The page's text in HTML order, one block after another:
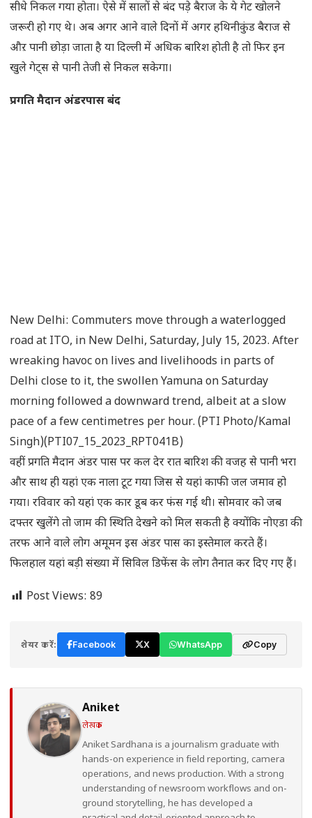
सीधे निकल गया होता। ऐसे में सालों से बंद पड़े बैराज के ये गेट खोलने
जरूरी हो गए थे। अब अगर आने वाले दिनों में अगर हथिनीकुंड बैराज से
औऱ पानी छोड़ा जाता है या दिल्ली में अधिक बारिश होती है तो फिर इन
खुले गेट्स से पानी तेजी से निकल सकेगा।
प्रगति मैदान अंडरपास बंद
New Delhi: Commuters move through a waterlogged
road at ITO, in New Delhi, Saturday, July 15, 2023. After
wreaking havoc on lives and livelihoods in parts of
Delhi close to it, the swollen Yamuna on Saturday
morning followed a downward trend, albeit at a slow
pace of a few centimetres per hour. (PTI Photo/Kamal
Singh)(PTI07_15_2023_RPT041B)
वहीं प्रगति मैदान अंडर पास पर कल देर रात बारिश की वजह से पानी भरा
और साथ ही यहां एक नाला टूट गया जिस से यहां काफी जल जमाव हो
गया। रविवार को यहां एक कार डूब कर फंस गई थी। सोमवार को जब
दफ्तर खुलेंगे तो जाम की स्थिति देखने को मिल सकती है क्योंकि नोएडा की
तरफ आने वाले लोग अमूमन इस अंडर पास का इस्तेमाल करते हैं।
फिलहाल यहां बड़ी संख्या में सिविल डिफेंस के लोग तैनात कर दिए गए हैं।
Post Views: 89
शेयर करें: Facebook X WhatsApp Copy
Aniket
लेखक
Aniket Sardhana is a journalism graduate with
hands-on experience in field reporting, camera
operations, and news production. With a strong
understanding of newsroom workflows and on-
ground storytelling, he has developed a